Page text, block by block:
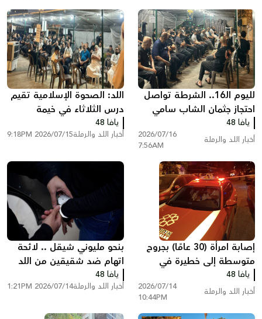
لليوم الـ16.. الشرطة تواصل
احتجاز جثمان الشاب سامي
جعصوص
يافا 48
أخبار اللد والرملة
2026/07/16
7:56AM
اللد: الصحوة الإسلامية تقيم
درس الثلاثاء في خيمة
الاعتصام
يافا 48
أخبار اللد والرملة2026/07/15 9:18PM
إصابة امرأة (30 عامًا) بجروح
متوسطة إلى خطيرة في
جريمة عنف بمدينة الرملة
يافا 48
أخبار اللد والرملة
2026/07/14
10:44PM
بنحو مليوني شيقل .. لائحة
اتهام ضد شقيقين من اللد
بتهم الاحتيال والابتزاز
يافا 48
أخبار اللد والرملة2026/07/14 1:21PM